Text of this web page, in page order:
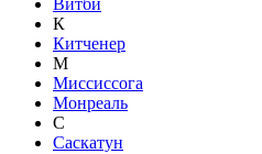
Витби
К
Китченер
М
Миссиссога
Монреаль
С
Саскатун